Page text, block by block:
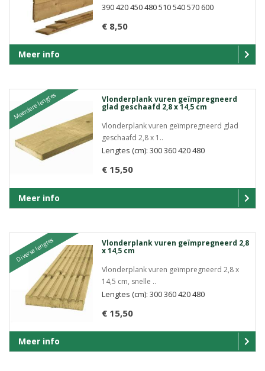
€ 8,50
390 420 450 480 510 540 570 600
Meer info
Meerdere lengtes Vlonderplank vuren geïmpregneerd
glad geschaafd 2,8 x 14,5 cm
Vlonderplank vuren geïmpregneerd glad
geschaafd 2,8 x 1..
€ 15,50
Lengtes (cm): 300 360 420 480
Meer info
Diverse lengtes Vlonderplank vuren geïmpregneerd 2,8
x 14,5 cm
Vlonderplank vuren geïmpregneerd 2,8 x
14,5 cm, snelle ..
€ 15,50
Lengtes (cm): 300 360 420 480
Meer info